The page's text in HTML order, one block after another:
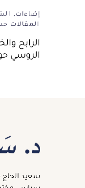
إضاءات
المقالات
الرابح
الروسي
سعيد